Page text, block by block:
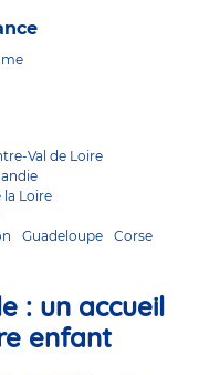
Val de Loire
la Loire
Guadeloupe Corse
: un accueil
enfant